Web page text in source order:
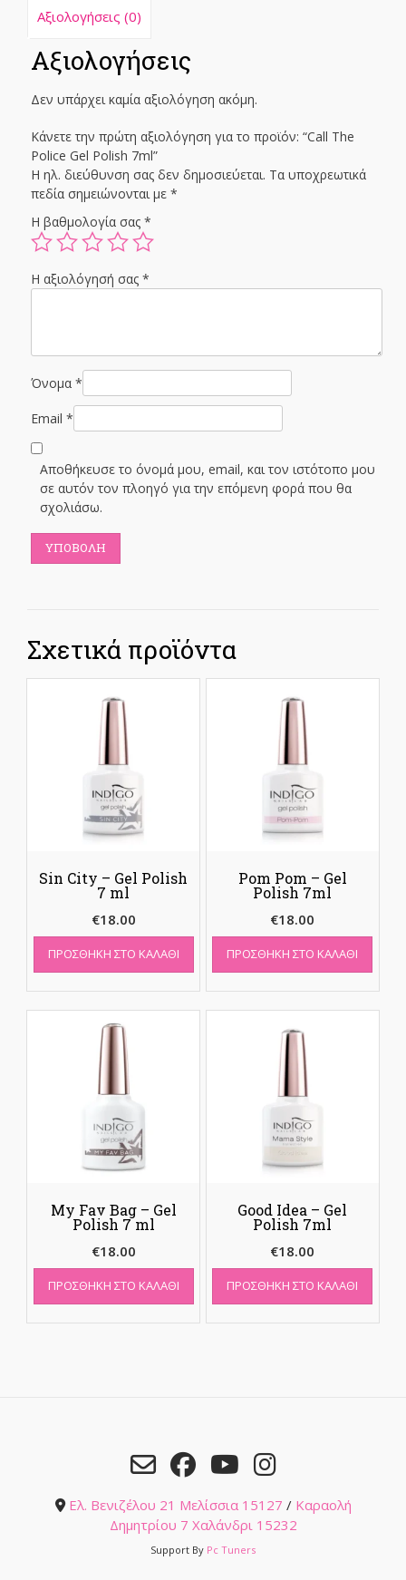
Αξιολογήσεις (0)
Αξιολογήσεις
Δεν υπάρχει καμία αξιολόγηση ακόμη.
Κάνετε την πρώτη αξιολόγηση για το προϊόν: “Call The
Police Gel Polish 7ml”
Η ηλ. διεύθυνση σας δεν δημοσιεύεται. Τα υποχρεωτικά
πεδία σημειώνονται με *
Η βαθμολογία σας *
Η αξιολόγησή σας *
Όνομα *
Email *
Αποθήκευσε το όνομά μου, email, και τον ιστότοπο μου
σε αυτόν τον πλοηγό για την επόμενη φορά που θα
σχολιάσω.
Σχετικά προϊόντα
Sin City – Gel Polish
7 ml
€18.00
ΠΡΟΣΘΉΚΗ ΣΤΟ ΚΑΛΆΘΙ
Pom Pom – Gel
Polish 7ml
€18.00
ΠΡΟΣΘΉΚΗ ΣΤΟ ΚΑΛΆΘΙ
My Fav Bag – Gel
Polish 7 ml
€18.00
ΠΡΟΣΘΉΚΗ ΣΤΟ ΚΑΛΆΘΙ
Good Idea – Gel
Polish 7ml
€18.00
ΠΡΟΣΘΉΚΗ ΣΤΟ ΚΑΛΆΘΙ
Ελ. Βενιζέλου 21 Μελίσσια 15127 / Καραολή
Δημητρίου 7 Χαλάνδρι 15232
Support By Pc Tuners